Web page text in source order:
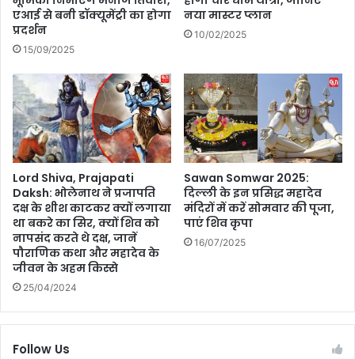
र
ज
ल्द
गी
रि
ली
ज
दि
र
में
या
द
र्श
न
एआई से बनी डॉक्यूमेंट्री का होगा
प्रदर्शन
15/09/2025
नया मास्टर प्लान
10/02/2025
Lord Shiva, Prajapati
Daksh: भोलेनाथ ने प्रजापति
दक्ष के शीश काटकर क्यों लगाया
था बकरे का सिर, क्यों शिव को
नापसंद करते थे दक्ष, जानें
पौराणिक कथा और महादेव के
जीवन के अहम किस्से
25/04/2024
Sawan Somwar 2025:
दिल्ली के इन प्रसिद्ध महादेव
मंदिरों में करें सोमवार की पूजा,
पाएं शिव कृपा
16/07/2025
Follow Us